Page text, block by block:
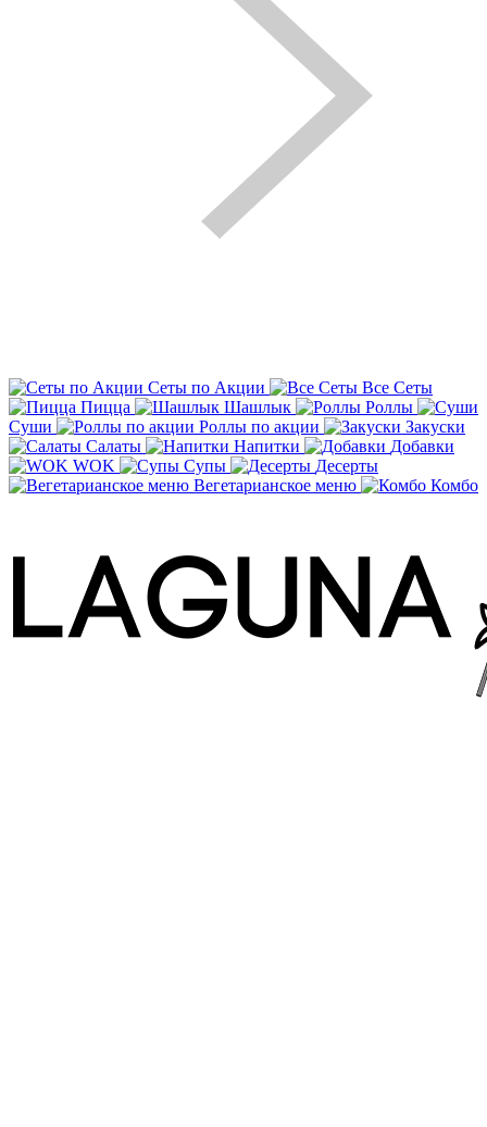
Сеты по Акции
Все Сеты
Пицца
Шашлык
Роллы
Суши
Роллы по акции
Закуски
Салаты
Напитки
Добавки
WOK
Супы
Десерты
Вегетарианское меню
Комбо